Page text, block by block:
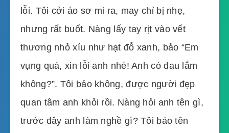
lỗi. Tôi cởi áo sơ mi ra, may chỉ bị nhẹ,
nhưng rất buốt. Nàng lấy tay rịt vào vết
thương nhỏ xíu như hạt đỗ xanh, bảo “Em
vụng quá, xin lỗi anh nhé! Anh có đau lắm
không?”. Tôi bảo không, được người đẹp
quan tâm anh khỏi rồi. Nàng hỏi anh tên gì,
trước đây anh làm nghề gì? Tôi bảo tên